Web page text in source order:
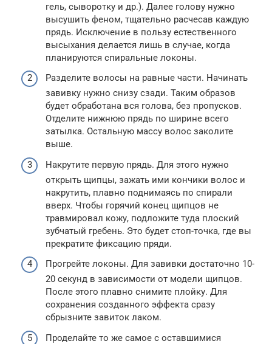
гель, сыворотку и др.). Далее голову нужно
высушить феном, тщательно расчесав каждую
прядь. Исключение в пользу естественного
высыхания делается лишь в случае, когда
планируются спиральные локоны.
Разделите волосы на равные части. Начинать
завивку нужно снизу сзади. Таким образов
будет обработана вся голова, без пропусков.
Отделите нижнюю прядь по ширине всего
затылка. Остальную массу волос заколите
выше.
Накрутите первую прядь. Для этого нужно
открыть щипцы, зажать ими кончики волос и
накрутить, плавно поднимаясь по спирали
вверх. Чтобы горячий конец щипцов не
травмировал кожу, подложите туда плоский
зубчатый гребень. Это будет стоп-точка, где вы
прекратите фиксацию пряди.
Прогрейте локоны. Для завивки достаточно 10-
20 секунд в зависимости от модели щипцов.
После этого плавно снимите плойку. Для
сохранения созданного эффекта сразу
сбрызните завиток лаком.
Проделайте то же самое с оставшимися